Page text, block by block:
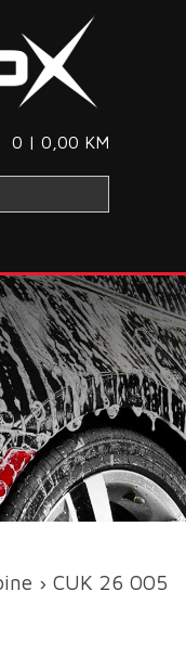
0 | 0,00 KM
› CUK 26 005